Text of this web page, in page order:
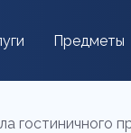
Предметы
гостиничного